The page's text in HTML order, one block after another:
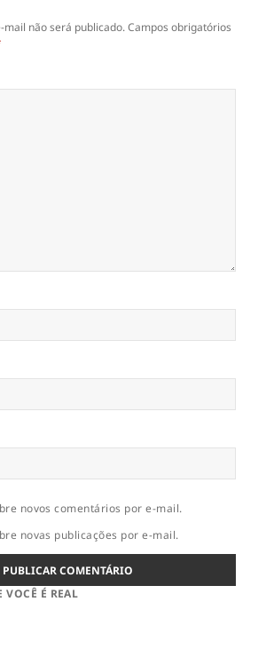
mail não será publicado. Campos obrigatórios
novos comentários por e-mail.
novas publicações por e-mail.
É REAL